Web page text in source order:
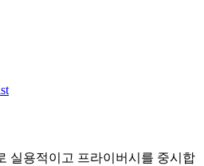
실용적이고 프라이버시를 중시합